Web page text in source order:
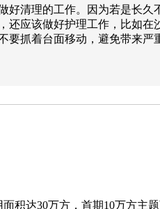
清理的工作。因为若是长
应该做好护理工作，比如
抓着台面移动，避免带来严
积达30万方，首期10万方主